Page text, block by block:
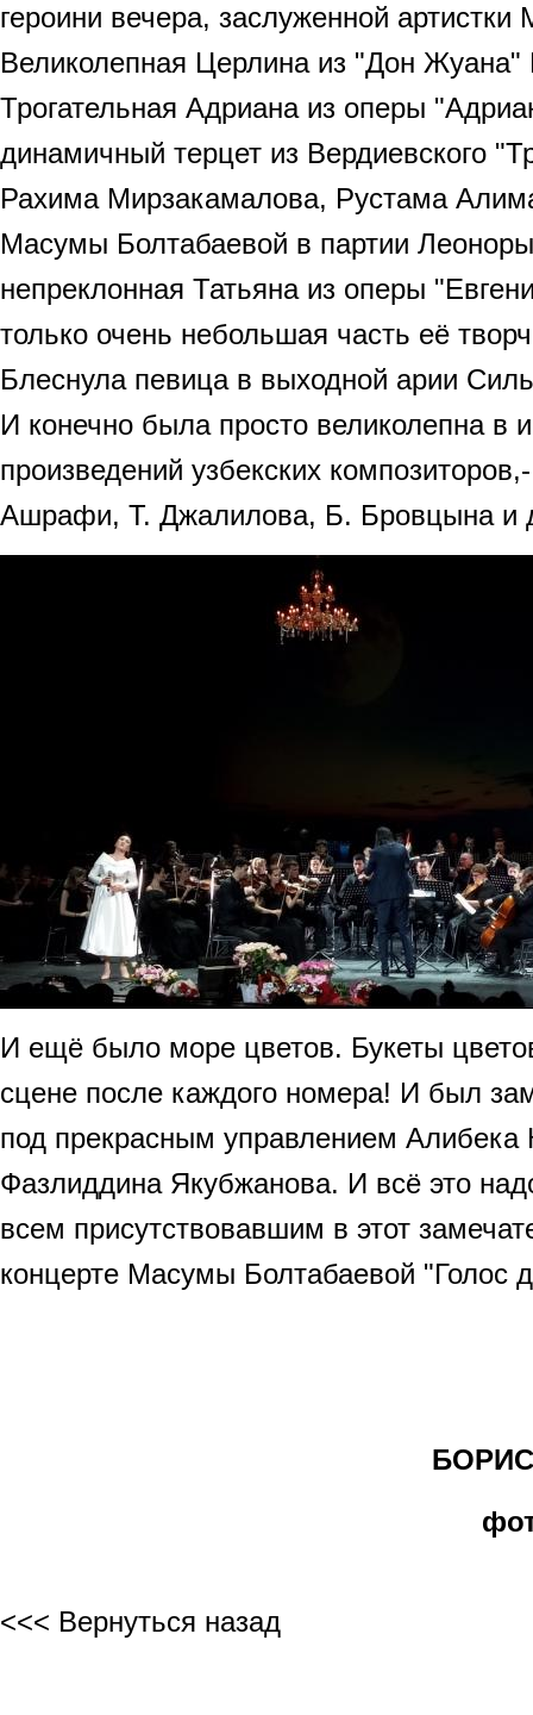
героини вечера, заслуженной
Великолепная Церлина из "Дон Жуана"
Трогательная Адриана из оперы
динамичный терцет из Вердиевского
Рахима Мирзакамалова, Рустама
Масумы Болтабаевой в партии
непреклонная Татьяна из оперы
только очень небольшая часть её
Блеснула певица в выходной арии
И конечно была просто великолепна в
произведений узбекских
Ашрафи, Т. Джалилова, Б. Бровцына и
И ещё было море цветов. Букеты
сцене после каждого номера! И был
под прекрасным управлением Алибека
Фазлиддина Якубжанова. И всё это
всем присутствовавшим в этот
концерте Масумы Болтабаевой "Голос
<<< Вернуться назад